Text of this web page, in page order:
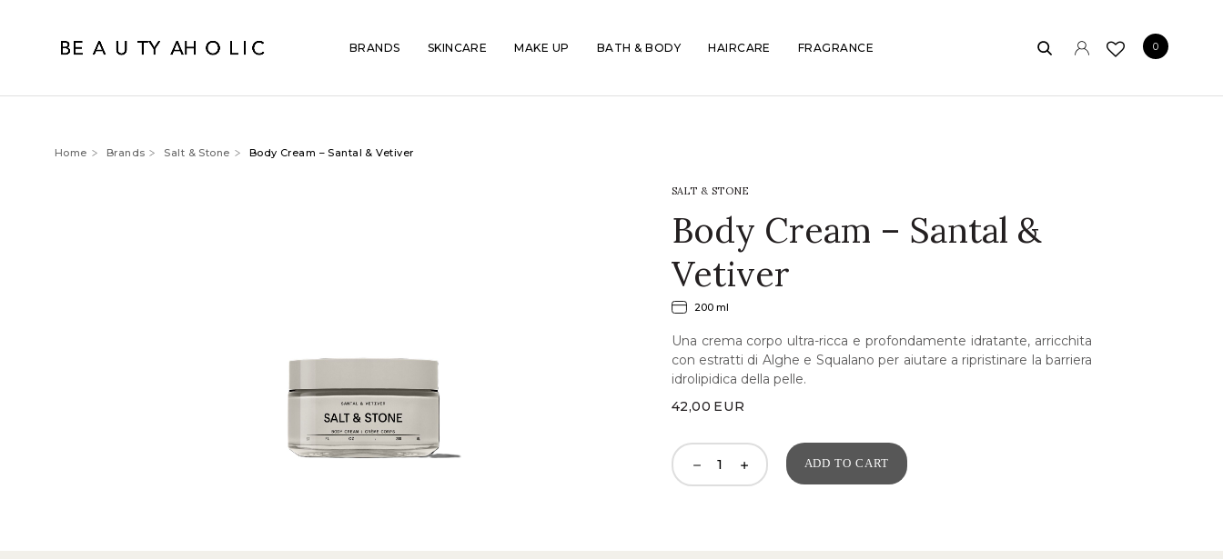
0
BRANDS SKINCARE MAKE UP BATH & BODY HAIRCARE FRAGRANCE
Home Brands Salt & Stone Body Cream – Santal & Vetiver
SALT & STONE
Body Cream – Santal &
Vetiver
200 ml
Una crema corpo ultra-ricca e profondamente idratante, arricchita
con estratti di Alghe e Squalano per aiutare a ripristinare la barriera
idrolipidica della pelle.
42,00 EUR
ADD TO CART